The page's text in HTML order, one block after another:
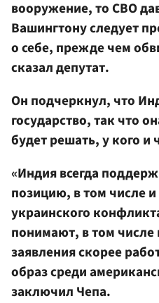
вооружение, то СВО
Вашингтону следует
о себе, прежде чем
сказал депутат.
Он подчеркнул, что
государство, так что
будет решать, у кого и
«Индия всегда
позицию, в том числе
украинского
понимают, в том
заявления скорее
образ среди
заключил Чепа.